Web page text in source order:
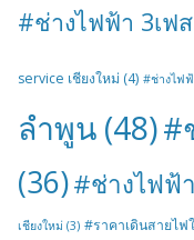
#ช่างไฟฟ้า 3เฟ
service เชียงใหม่ (4) #ช่างไฟ
ลำพูน (48)#
(36)#ช่างไฟฟ้
เชียงใหม่ (3) #ราคาเดินสายไฟ